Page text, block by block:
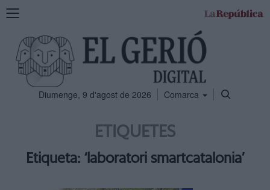
Mostra
navegació
Diumenge, 9 d'agost de 2026 Comarca
ETIQUETES
Etiqueta: ‘laboratori smartcatalonia’